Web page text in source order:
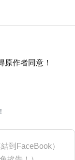
原作者同意！
到FaceBook）